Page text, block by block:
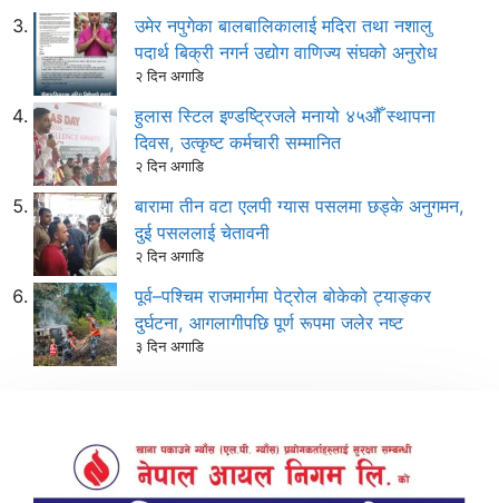
उमेर नपुगेका बालबालिकालाई मदिरा तथा नशालु
पदार्थ बिक्री नगर्न उद्योग वाणिज्य संघको अनुरोध
२ दिन अगाडि
हुलास स्टिल इण्डष्ट्रिजले मनायो ४५औँ स्थापना
दिवस, उत्कृष्ट कर्मचारी सम्मानित
२ दिन अगाडि
बारामा तीन वटा एलपी ग्यास पसलमा छड्के अनुगमन,
दुई पसललाई चेतावनी
२ दिन अगाडि
पूर्व–पश्चिम राजमार्गमा पेट्रोल बोकेको ट्याङ्कर
दुर्घटना, आगलागीपछि पूर्ण रूपमा जलेर नष्ट
३ दिन अगाडि